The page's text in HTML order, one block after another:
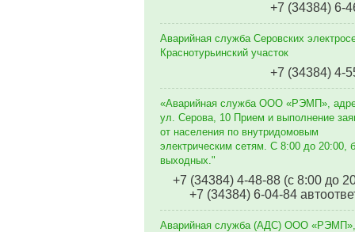
+7 (34384) 6-
Аварийная служба Серовских
Краснотурьинский участок
+7 (34384) 4-
«Аварийная служба ООО «РЭМП»,
ул. Серова, 10 Прием и выполнение
от населения по внутридомовым
электрическим сетям. C 8:00 до 20:00,
выходных."
+7 (34384) 4-48-88 (с 8:00 до
+7 (34384) 6-04-84
Аварийная служба (АДС) ООО